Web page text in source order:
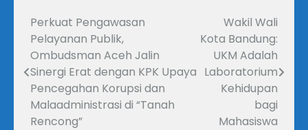
Navigasi
pos
Perkuat Pengawasan
Pelayanan Publik,
Ombudsman Aceh Jalin
Sinergi Erat dengan KPK Upaya
Pencegahan Korupsi dan
Malaadministrasi di “Tanah
Rencong”
Wakil Wali
Kota Bandung:
UKM Adalah
Laboratorium
Kehidupan
bagi
Mahasiswa